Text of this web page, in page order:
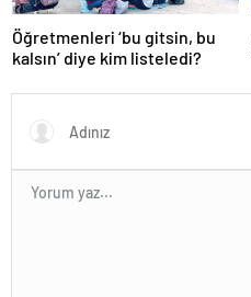
Öğretmenleri ‘bu gitsin, bu
kalsın’ diye kim listeledi?